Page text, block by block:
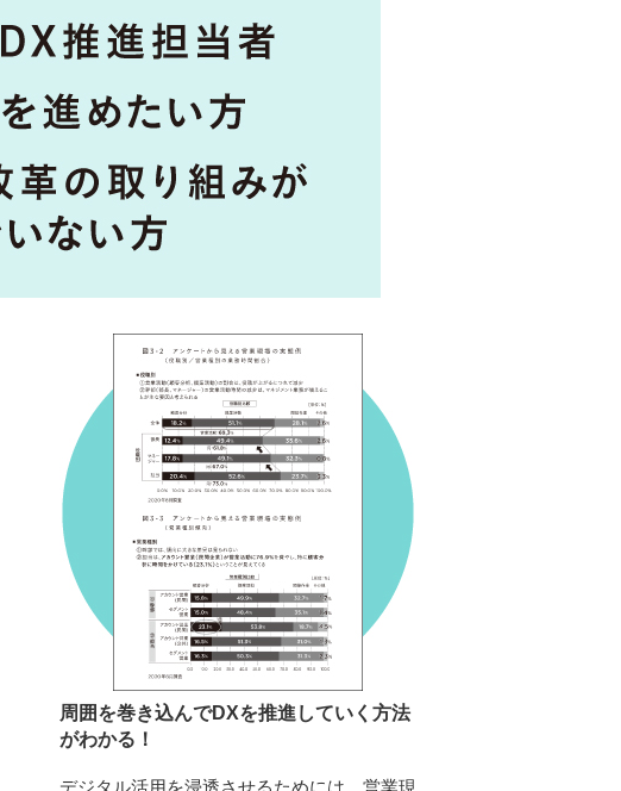
周囲を巻き込んでDXを推進していく方法
がわかる！
デジタル活用を浸透させるためには、営業現